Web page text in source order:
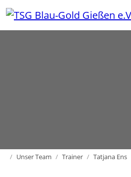
Direkt zur Hauptnavigation springen
Direkt zum Inhalt springen
HomeUnser Team Trainer Tatjana Ens